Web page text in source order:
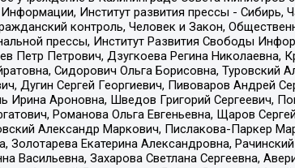
Институт развития прессы - Сибирь,
контроль, Человек и Закон,
прессы, Институт Развития Свободы
Петр Петрович, Дзугкоева Регина
Сидорович Ольга Борисовна, Туровский
Дугин Сергей Георгиевич, Пивоваров Андрей
Ирина Ароновна, Шведов Григорий Сергеевич,
Романова Ольга Евгеньевна, Щаров
Александр Маркович, Пислакова-Паркер
Золотарева Екатерина Александровна,
Васильевна, Захарова Светлана Сергеевна,